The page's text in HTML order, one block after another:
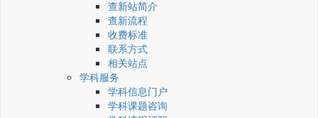
查新站简介
查新流程
收费标准
联系方式
相关站点
学科服务
学科信息门户
学科课题咨询